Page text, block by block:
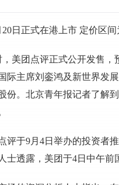
日正式在港上市 定价区
，美团点评正式公开发售
际主席刘銮鸿及新世界发
份。北京青年报记者了解
评于9月4日举办的投资者
士透露，美团于4日中午前